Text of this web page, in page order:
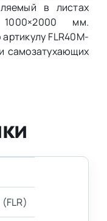
в листах
1000×2000 мм.
FLR40M-
самозатухающих